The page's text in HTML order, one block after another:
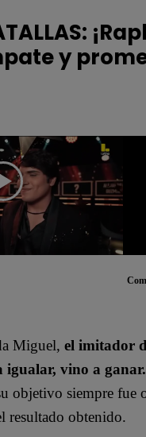
y
Miguel, el imitador
igualar, vino a ganar.
objetivo siempre fue
resultado obtenido.